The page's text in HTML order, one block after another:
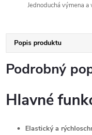
Jednoduchá výmena
Popis produktu
Podrobný
Hlavné
Elastický a